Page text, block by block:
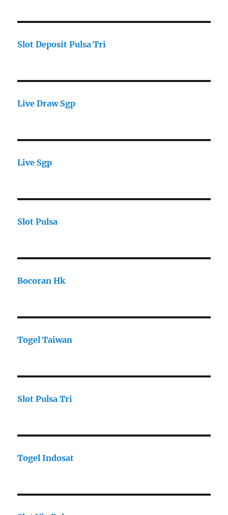
Slot Deposit Pulsa Tri
Live Draw Sgp
Live Sgp
Slot Pulsa
Bocoran Hk
Togel Taiwan
Slot Pulsa Tri
Togel Indosat